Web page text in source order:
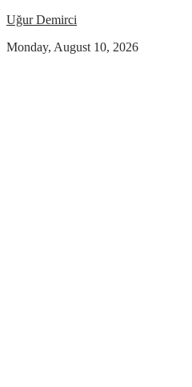
Uğur Demirci
Monday, August 10, 2026